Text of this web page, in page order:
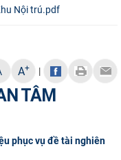
Nội trú.pdf
A+ |
TÂM
phục vụ đề tài nghiên